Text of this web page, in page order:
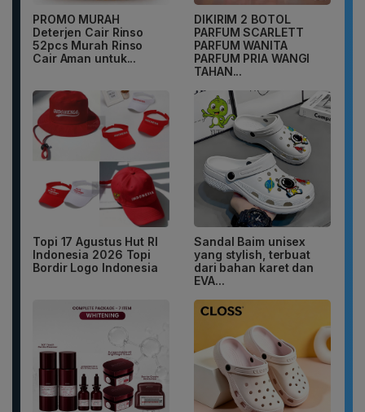
PROMO MURAH
Deterjen Cair Rinso
52pcs Murah Rinso
Cair Aman untuk...
DIKIRIM 2 BOTOL
PARFUM SCARLETT
PARFUM WANITA
PARFUM PRIA WANGI
TAHAN...
Topi 17 Agustus Hut RI
Indonesia 2026 Topi
Bordir Logo Indonesia
Sandal Baim unisex
yang stylish, terbuat
dari bahan karet dan
EVA...